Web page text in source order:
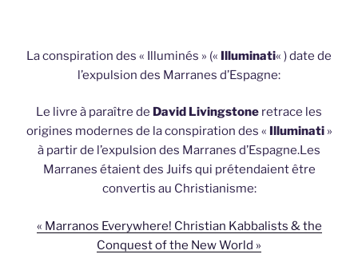
La conspiration des « Illuminés » (« Illuminati« ) date de
l’expulsion des Marranes d’Espagne:
Le livre à paraître de David Livingstone retrace les
origines modernes de la conspiration des « Illuminati»
à partir de l’expulsion des Marranes d’Espagne.Les
Marranes étaient des Juifs qui prétendaient être
convertis au Christianisme:
« Marranos Everywhere! Christian Kabbalists & the
Conquest of the New World »